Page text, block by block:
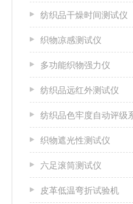
纺织品干燥时间测试仪
织物凉感测试仪
多功能织物强力仪
纺织品远红外测试仪
纺织品色牢度自动评级
织物遮光性测试仪
六足滚筒测试仪
皮革低温弯折试验机